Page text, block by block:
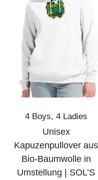
4 Boys, 4 Ladies
Unisex
Kapuzenpullover aus
Bio-Baumwolle in
Umstellung | SOL’S